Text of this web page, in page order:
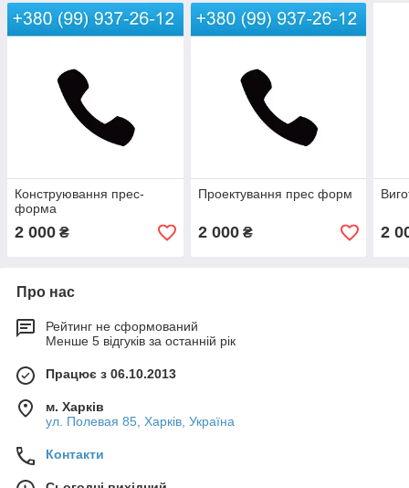
Конструювання прес-
форма
2 000 ₴
Проектування прес форм
2 000₴ 2
Про нас
Рейтинг не сформований
Менше 5 відгуків за останній рік
Працює з 06.10.2013
м. Харків
ул. Полевая 85, Харків, Україна
Контакти